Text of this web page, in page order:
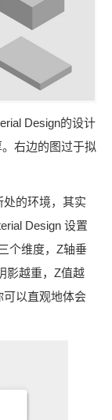
Design的设计
右边的图过于拟
处的环境，其实
Design 设置
个维度，Z轴垂
影越重，Z值越
以直观地体会